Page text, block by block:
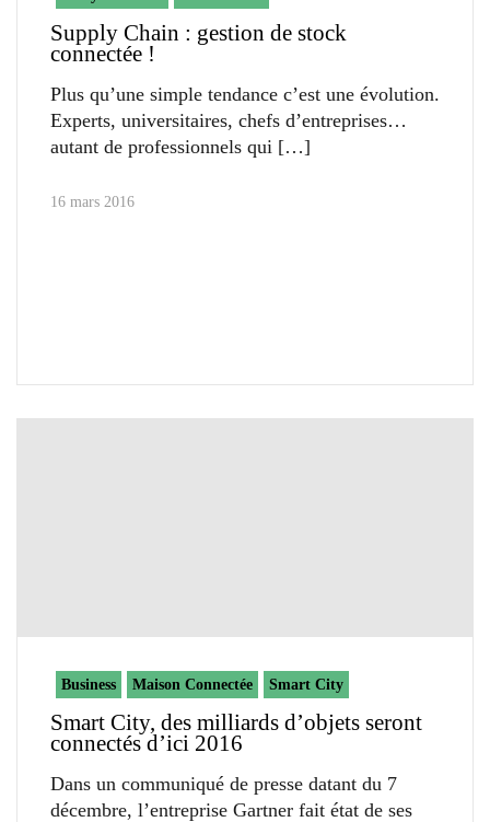
Supply Chain : gestion de stock
connectée !
Plus qu’une simple tendance c’est une évolution.
Experts, universitaires, chefs d’entreprises…
autant de professionnels qui
16 mars 2016
Business Maison Connectée Smart City
Smart City, des milliards d’objets seront
connectés d’ici 2016
Dans un communiqué de presse datant du 7
décembre, l’entreprise Gartner fait état de ses